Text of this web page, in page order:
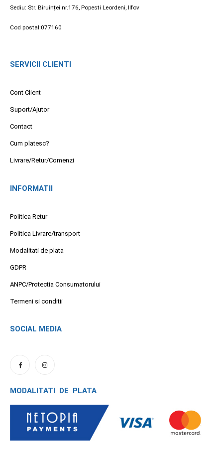
Sediu: Str. Biruinței nr.176, Popesti Leordeni, Ilfov
Cod postal:077160
SERVICII CLIENTI
Cont Client
Suport/Ajutor
Contact
Cum platesc?
Livrare/Retur/Comenzi
INFORMATII
Politica Retur
Politica Livrare/transport
Modalitati de plata
GDPR
ANPC/Protectia Consumatorului
Termeni si conditii
SOCIAL MEDIA
MODALITATI DE PLATA